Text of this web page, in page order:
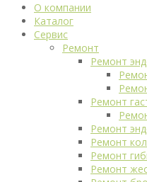
О компании
Каталог
Сервис
Ремонт
Ремонт
Ремонт
Ремонт
Ремонт
Ремонт
Ремонт